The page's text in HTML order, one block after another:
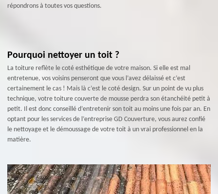
répondrons à toutes vos questions.
Pourquoi nettoyer un toit ?
La toiture reflète le coté esthétique de votre maison. Si elle est mal
entretenue, vos voisins penseront que vous l’avez délaissé et c’est
certainement le cas ! Mais là c’est le coté design. Sur un point de vu plus
technique, votre toiture couverte de mousse perdra son étanchéité petit à
petit. Il est donc conseillé d’entretenir son toit au moins une fois par an. En
optant pour les services de l’entreprise GD Couverture, vous aurez confié
le nettoyage et le démoussage de votre toit à un vrai professionnel en la
matière.